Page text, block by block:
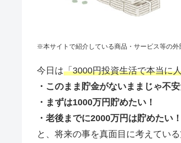
※本サイトで紹介している商品・サービス等の外
今日は「3000円投資生活で本当に
・このまま貯金がないままじゃ不安
・まずは1000万円貯めたい！
・老後までに2000万円は貯めたい
と、将来の事を真面目に考えてい